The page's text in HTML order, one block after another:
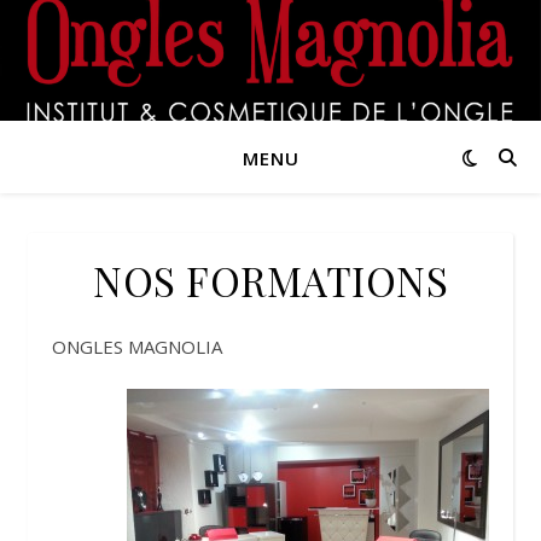
MENU
NOS FORMATIONS
ONGLES MAGNOLIA